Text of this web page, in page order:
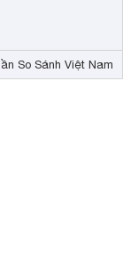
So Sánh Việt Nam